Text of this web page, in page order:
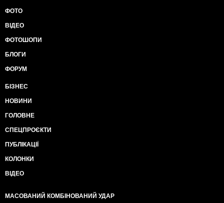
ФОТО
ВІДЕО
ФОТОШОПИ
БЛОГИ
ФОРУМ
БІЗНЕС
НОВИНИ
ГОЛОВНЕ
СПЕЦПРОЄКТИ
ПУБЛІКАЦІЇ
КОЛОНКИ
ВІДЕО
МАСОВАНИЙ КОМБІНОВАНИЙ УДАР